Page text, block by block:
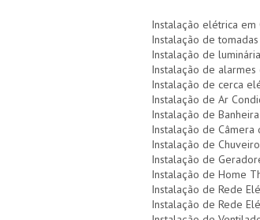
Instalação elétrica em
Instalação de
Instalação de
Instalação de alarmes
Instalação de cerca
Instalação de Ar
Instalação de
Instalação de Câmera
Instalação de
Instalação de
Instalação de Home
Instalação de Rede
Instalação de Rede